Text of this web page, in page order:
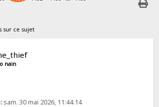
sur ce sujet
nain
sam. 30 mai 2026, 11:44:14